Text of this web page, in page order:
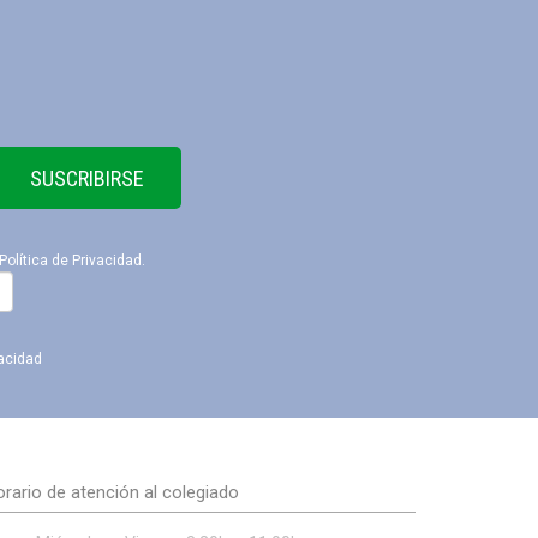
SUSCRIBIRSE
Política de Privacidad .
de atención al colegiado